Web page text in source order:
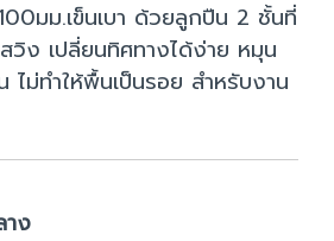
มม.เข็นเบา ด้วยลูกปืน 2 ชั้นที่
วิง เปลี่ยนทิศทางได้ง่าย หมุน
ไม่ทำให้พื้นเป็นรอย สำหรับงาน
าง